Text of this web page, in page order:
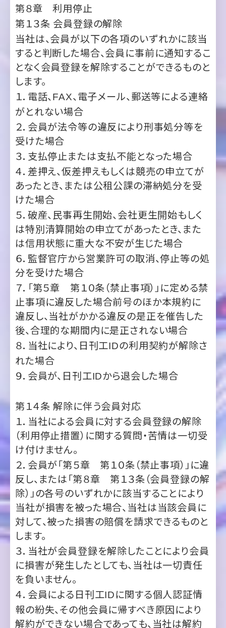
すると判断した場合、会員に事前に通知するこ
となく会員登録を解除することができるものと
します。
１．電話、FAX、電子メール、郵送等による連絡
がとれない場合
２．会員が法令等の違反により刑事処分等を
受けた場合
３．支払停止または支払不能となった場合
４．差押え、仮差押えもしくは競売の申立てが
あったとき、または公租公課の滞納処分を受
けた場合
５．破産、民事再生開始、会社更生開始もしく
は特別清算開始の申立てがあったとき、また
は信用状態に重大な不安が生じた場合
６．監督官庁から営業許可の取消、停止等の処
分を受けた場合
７．「第５章 第１０条（禁止事項）」に定める禁
止事項に違反した場合前号のほか本規約に
違反し、当社がかかる違反の是正を催告した
後、合理的な期間内に是正されない場合
８．当社により、日刊工IDの利用契約が解除さ
れた場合
９．会員が、日刊工IDから退会した場合
第１４条 解除に伴う会員対応
１．当社による会員に対する会員登録の解除
け付けません。
２．会員が「第５章 第１０条（禁止事項）」に違
反し、または「第８章 第１３条（会員登録の解
除）」の各号のいずれかに該当することにより
当社が損害を被った場合、当社は当該会員に
対して、被った損害の賠償を請求できるものと
します。
３．当社が会員登録を解除したことにより会員
に損害が発生したとしても、当社は一切責任
を負いません。
４．会員による日刊工IDに関する個人認証情
報の紛失、その他会員に帰すべき原因により
解約ができない場合であっても、当社は解約
のために対応する義務を負いません。
第９章 サービスの停止、変更